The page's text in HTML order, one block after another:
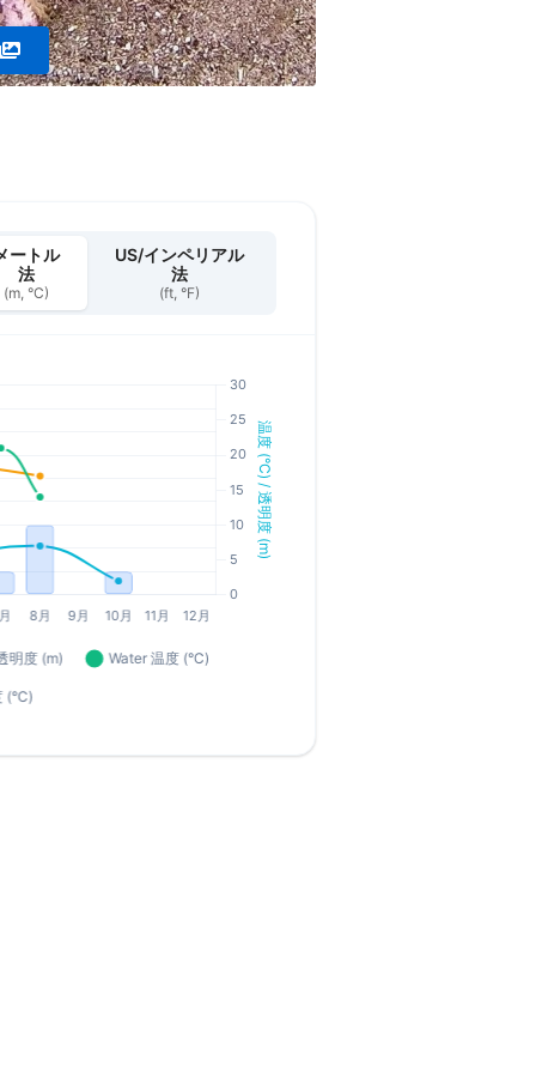
ートル
法
(m, °C)
US/インペリアル
法
(ft, °F)